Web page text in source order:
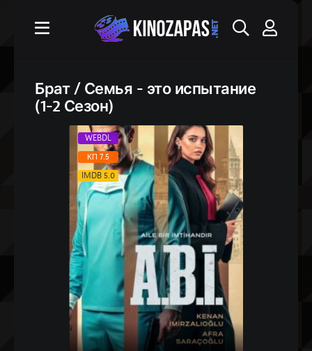
Брат / Семья - это испытание
(1-2 Сезон)
WEBDL
КП 7.5
IMDB 5.0